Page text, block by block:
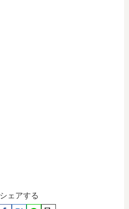
シェアする